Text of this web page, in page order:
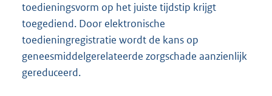
toedieningsvorm op het juiste tijdstip krijgt
toegediend. Door elektronische
toedieningregistratie wordt de kans op
geneesmiddelgerelateerde zorgschade aanzienlijk
gereduceerd.